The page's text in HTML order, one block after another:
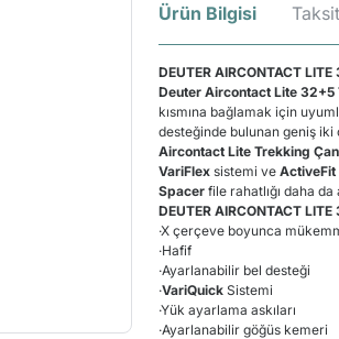
Ürün Bilgisi
DEUTER AIRCONTACT
Deuter Aircontact Lite 32+5
kısmına bağlamak için
desteğinde bulunan geniş iki
Aircontact Lite Trekking
VariFlex sistemi ve ActiveFit
Spacer file rahatlığı daha da
DEUTER AIRCONTACT
·X çerçeve boyunca
·Hafif
·Ayarlanabilir bel desteği
·VariQuick Sistemi
·Yük ayarlama askıları
·Ayarlanabilir göğüs kemeri